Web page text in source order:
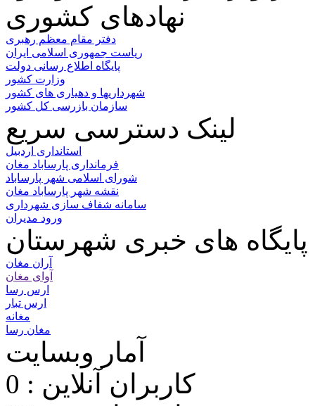
نهادهای کشوری
دفتر مقام معظم رهبری
ریاست جمهوری اسلامی ایران
پایگاه اطلاع رسانی دولت
وزارت کشور
شهرداریها و دهیاری های کشور
سازمان بازرسی کل کشور
لینک دسترسی سریع
استانداری اردبیل
فرمانداری پارساباد مغان
شورای اسلامی شهر پارساباد
نقشه شهر پارساباد مغان
سامانه شفاف سازی شهرداری
ورود مدیران
پایگاه های خبری شهرستان
آران مغان
آوای مغان
ارس رسا
ارس تبار
مغانه
مغان رسا
آمار وبسایت
کاربران آنلاین : 0